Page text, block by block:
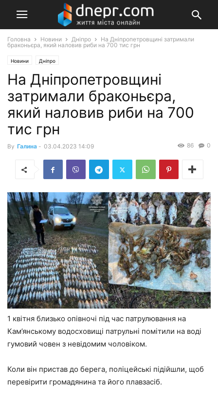
Головна Новини Дніпро
На Дніпропетровщині затримали
браконьєра, який наловив риби на 700 тис грн
Новини Дніпро
На Дніпропетровщині
затримали браконьєра,
який наловив риби на 700
тис грн
By Галина - 03.04.2023 14:09 0
86
1 квітня близько опівночі під час патрулювання на
Кам’янському водосховищі патрульні помітили на воді
гумовий човен з невідомим чоловіком.
Коли він пристав до берега, поліцейські підійшли, щоб
перевірити громадянина та його плавзасіб.